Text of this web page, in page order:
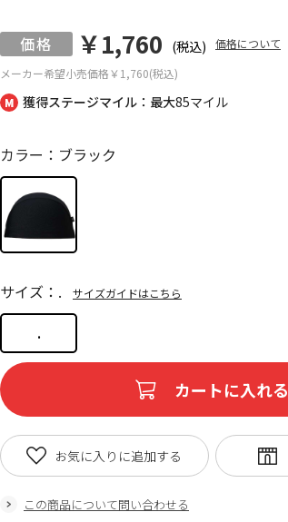
獲得ステージマイル：最大85マイル
メーカー希望小売価格￥1,760(税込)
￥1,760 (税込) 価格について
カラー：ブラック
.
サイズ：. サイズガイドはこちら
カートに入れる
この商品について問い合わせる
お気に入りに追加する